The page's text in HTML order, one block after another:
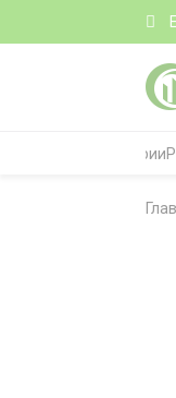
Все категории